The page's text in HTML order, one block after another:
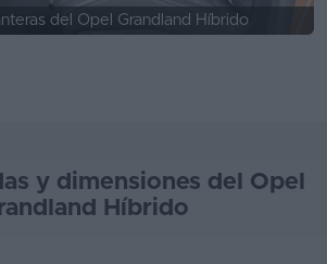
del Opel Grandland Híbrido
y dimensiones del Opel
Híbrido